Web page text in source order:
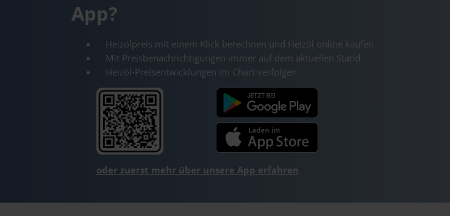
App?
Heizölpreis mit einem Klick berechnen und Heizöl online kaufen
Mit Preisbenachrichtigungen immer auf dem aktuellen Stand
Heizöl-Preisentwicklungen im Chart verfolgen
oder zuerst mehr über unsere App erfahren